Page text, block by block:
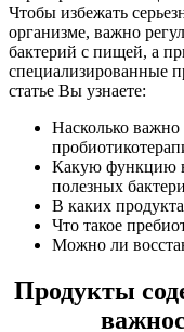
Чтобы избежать
организме, важно
бактерий с пищей, а
специализированные
статье Вы узнаете:
Насколько важно
Какую функцию
полезных
В каких
Что такое
Можно ли
Продукты